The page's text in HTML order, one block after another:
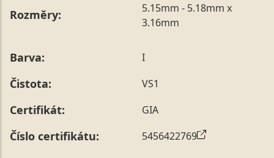
Rozměry:
5.15mm - 5.18mm x
3.16mm
Barva: I
Čistota: VS1
Certifikát: GIA
Číslo certifikátu: 5456422769